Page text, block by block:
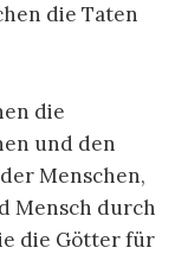
die Taten
die
und den
Menschen,
Mensch durch
die Götter für